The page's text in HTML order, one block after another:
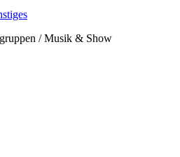
/ Musik & Show